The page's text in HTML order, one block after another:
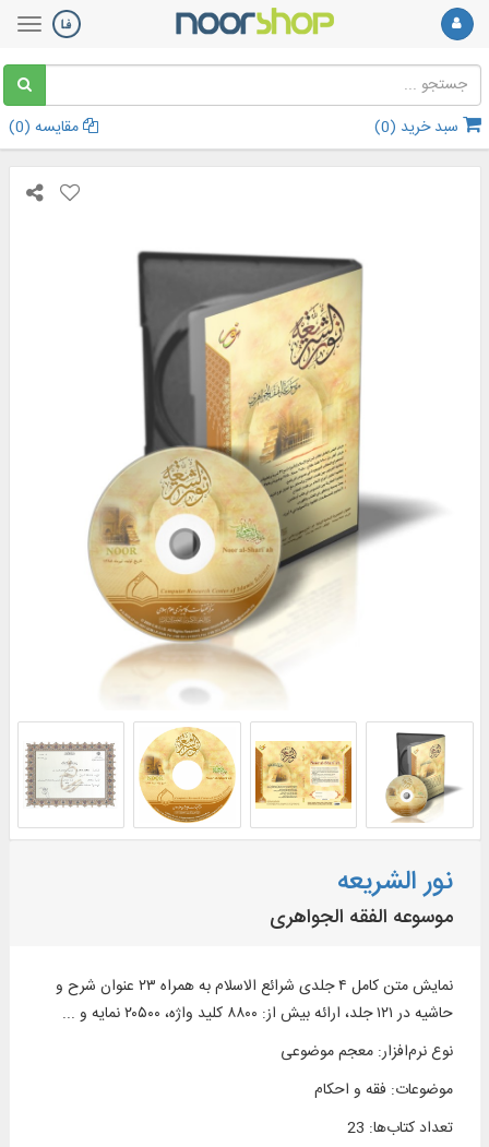
سبد خرید (0
) مقایسه (0
)
نور الشریعه
موسوعه الفقه الجواهری
نمایش متن کامل ۴ جلدی شرائع الاسلام به همراه ۲۳ عنوان شرح و
حاشیه در ۱۲۱ جلد، ارائه بیش از: ۸۸۰۰ کلید واژه، ۲۰۵۰۰ نمایه و ...
نوع نرم‌افزار:معجم موضوعی
موضوعات: فقه و احکام
تعداد کتاب‌ها:
23